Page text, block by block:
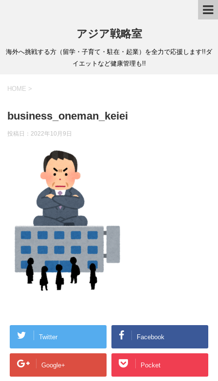
アジア戦略室
海外へ挑戦する方（留学・子育て・駐在・起業）を全力で応援します!!ダ
イエットなど健康管理も!!
HOME >
business_oneman_keiei
投稿日： 2022年10月9日
Twitter Facebook
Google+ Pocket